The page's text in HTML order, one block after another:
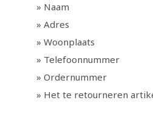
» Naam
» Adres
» Woonplaats
» Telefoonnummer
» Ordernummer
» Het te retourneren